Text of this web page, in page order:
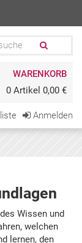
WARENKORB
0 Artikel 0,00 €
Anmelden
Wissen und
welchen
lernen, den